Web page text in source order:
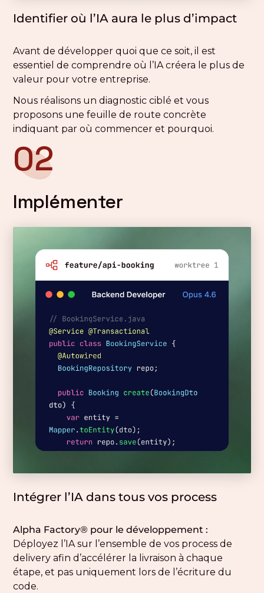
Identifier où l’IA aura le plus d’impact
Avant de développer quoi que ce soit, il est
essentiel de comprendre où l’IA créera le plus de
valeur pour votre entreprise.
Nous réalisons un diagnostic ciblé et vous
proposons une feuille de route concrète
indiquant par où commencer et pourquoi.
02
Implémenter
Intégrer l’IA dans tous vos process
Alpha Factory® pour le développement :
Déployez l’IA sur l’ensemble de vos process de
delivery afin d’accélérer la livraison à chaque
étape, et pas uniquement lors de l’écriture du
code.